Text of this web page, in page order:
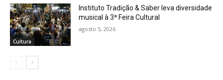
Cultura
Instituto Tradição & Saber leva diversidade
musical à 3ª Feira Cultural
agosto 5, 2026